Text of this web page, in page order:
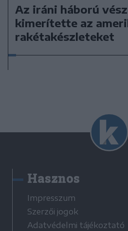
Az iráni háború
kimerítette az
rakétakészleteket
Hasznos
Impresszum
Szerzői jogok
Adatvédelmi tájékoztató